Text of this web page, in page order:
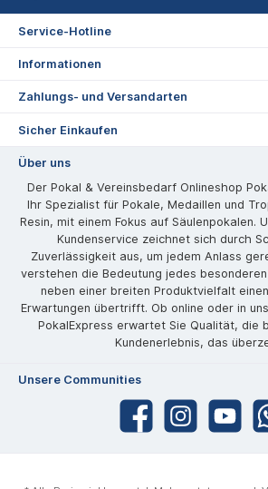
Service-Hotline
Informationen
Zahlungs- und Versandarten
Sicher Einkaufen
Über uns
Der Pokal & Vereinsbedarf Onlineshop
Ihr Spezialist für Pokale, Medaillen und
Resin, mit einem Fokus auf Säulenpokalen.
Kundenservice zeichnet sich durch
Zuverlässigkeit aus, um jedem Anlass
verstehen die Bedeutung jedes
neben einer breiten Produktvielfalt
Erwartungen übertrifft. Ob online oder in
PokalExpress erwartet Sie Qualität, die
Kundenerlebnis, das
Unsere Communities